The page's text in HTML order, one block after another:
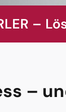
–
–